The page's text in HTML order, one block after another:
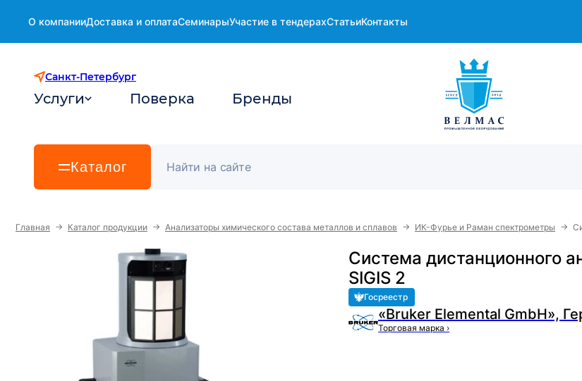
О компанииДоставка и оплатаСеминарыУчастие в тендерахСтатьиКонтакты
Санкт-Петербург
Услуги Поверка Бренды
Каталог
Главная → Каталог продукции → Анализаторы химического состава металлов и сплавов → ИК-Фурье и Раман спектрометры →
Система дистанционного
SIGIS 2
Госреестр
«Bruker Elemental GmbH»,
Торговая марка ›